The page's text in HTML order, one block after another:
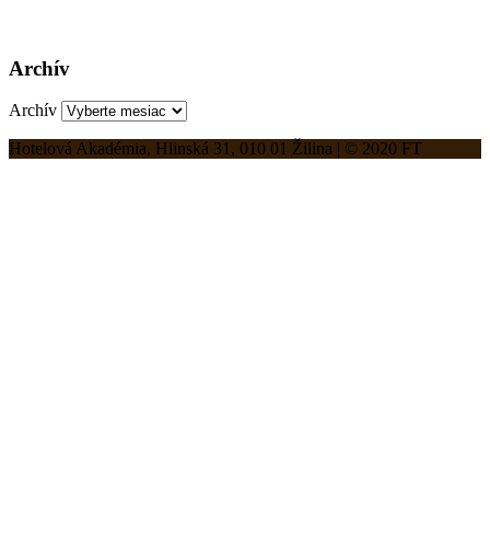
Archív
Archív
Hotelová Akadémia, Hlinská 31, 010 01 Žilina | © 2020 FT